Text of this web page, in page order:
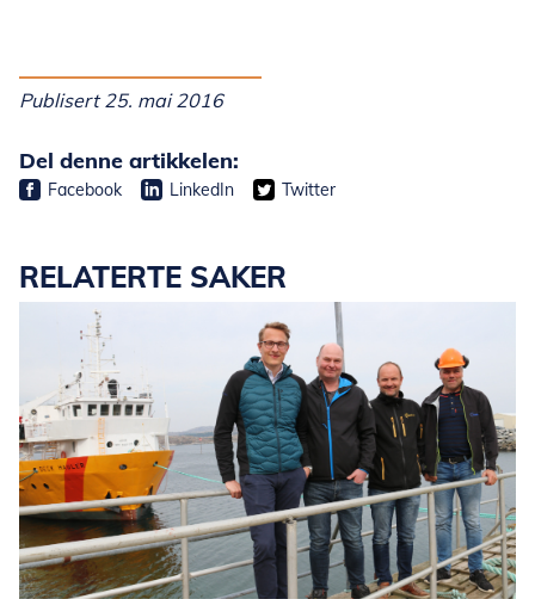
Publisert 25. mai 2016
Del denne artikkelen:
Facebook LinkedIn Twitter
RELATERTE SAKER